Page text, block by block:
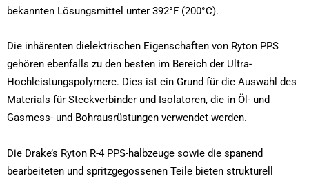
bekannten Lösungsmittel unter 392°F (200°C).
Die inhärenten dielektrischen Eigenschaften von Ryton PPS
gehören ebenfalls zu den besten im Bereich der Ultra-
Hochleistungspolymere. Dies ist ein Grund für die Auswahl des
Materials für Steckverbinder und Isolatoren, die in Öl- und
Gasmess- und Bohrausrüstungen verwendet werden.
Die Drake’s Ryton R-4 PPS-halbzeuge sowie die spanend
bearbeiteten und spritzgegossenen Teile bieten strukturell